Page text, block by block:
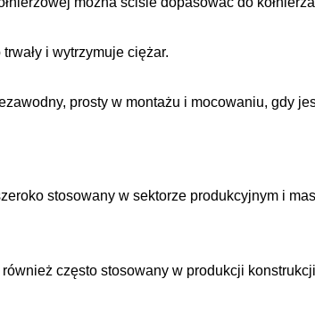
i wytrzymuje ciężar.
prosty w montażu i mocowaniu, gdy
stosowany w sektorze produkcyjnym i
często stosowany w produkcji